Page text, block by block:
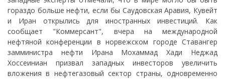
гораздо больше нефти, если бы Саудовская Аравия, Кувейт
и Иран открылись для иностранных инвестиций. Как
сообщает "Коммерсант", вчера на международной
нефтяной конференции в норвежском городе Ставангер
замминистра нефти Ирана Мохаммад Хади Неджад
Хоссеиниан призвал западных инвесторов увеличить
вложения в нефтегазовый сектор страны, одновременно